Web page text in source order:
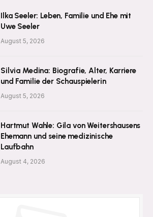
Ilka Seeler: Leben, Familie und Ehe mit
Uwe Seeler
August 5, 2026
Silvia Medina: Biografie, Alter, Karriere
und Familie der Schauspielerin
August 5, 2026
Hartmut Wahle: Gila von Weitershausens
Ehemann und seine medizinische
Laufbahn
August 4, 2026